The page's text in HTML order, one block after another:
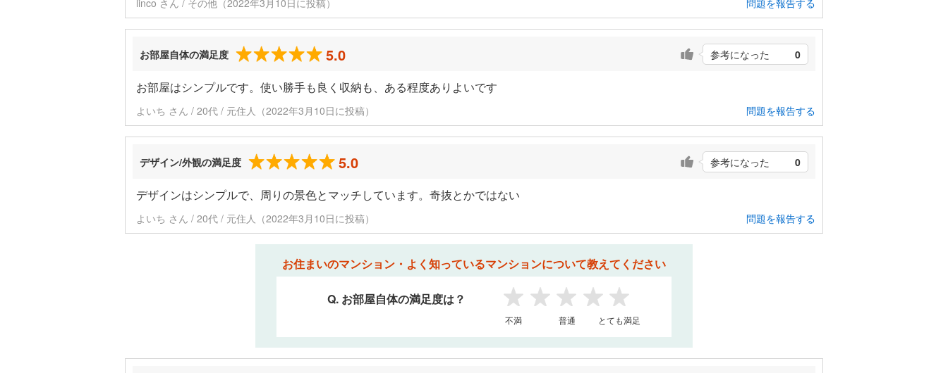
linco さん / その他（2022年3月10日に投稿） 問題を報告する
お部屋自体の満足度 5.0 参考になった 0
お部屋はシンプルです。使い勝手も良く収納も、ある程度ありよいです
よいち さん / 20代 / 元住人（2022年3月10日に投稿） 問題を報告する
デザイン/外観の満足度 5.0 参考になった 0
デザインはシンプルで、周りの景色とマッチしています。奇抜とかではない
よいち さん / 20代 / 元住人（2022年3月10日に投稿） 問題を報告する
お住まいのマンション・よく知っているマンションについて教えてください
Q. お部屋自体の満足度は？
1 2 3 4 5
不満 普通 とても満足